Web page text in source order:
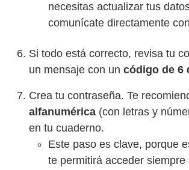
necesitas actualizar tus
comunícate directamente con
Si todo está correcto, revisa tu
un mensaje con un código de 6
Crea tu contraseña. Te
alfanumérica (con letras y
en tu cuaderno.
Este paso es clave, porque
te permitirá acceder siempre